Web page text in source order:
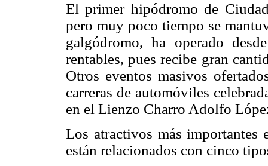
El primer hipódromo de
pero muy poco tiempo se
galgódromo, ha operado
rentables, pues recibe gran
Otros eventos masivos
carreras de automóviles
en el Lienzo Charro Adolfo
Los atractivos más importantes
están relacionados con cinco